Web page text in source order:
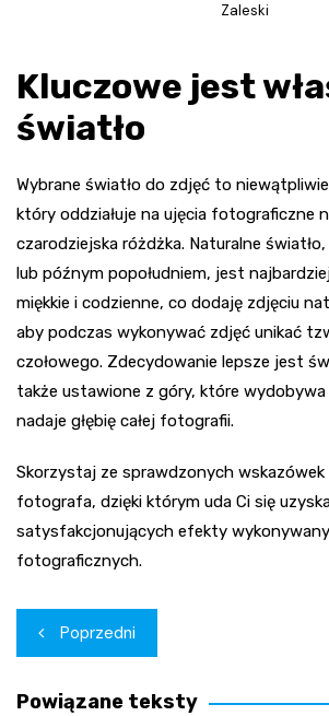
Zaleski
Kluczowe jest
światło
Wybrane światło do zdjęć to
który oddziałuje na ujęcia fotograficzne
czarodziejska różdżka. Naturalne
lub późnym popołudniem, jest
miękkie i codzienne, co dodaję zdjęciu
aby podczas wykonywać zdjęć unikać
czołowego. Zdecydowanie lepsze jest
także ustawione z góry, które
nadaje głębię całej fotografii.
Skorzystaj ze sprawdzonych
fotografa, dzięki którym uda Ci się
satysfakcjonujących efekty
fotograficznych.
Nawigacja
wpisu
Poprzedni
Powiązane teksty